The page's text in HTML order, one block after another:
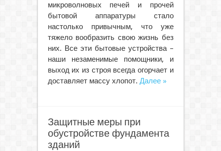
микроволновых печей и прочей
бытовой аппаратуры стало
настолько привычным, что уже
тяжело вообразить свою жизнь без
них. Все эти бытовые устройства –
наши незаменимые помощники, и
выход их из строя всегда огорчает и
доставляет массу хлопот. Далее »
Защитные меры при
обустройстве фундамента
зданий